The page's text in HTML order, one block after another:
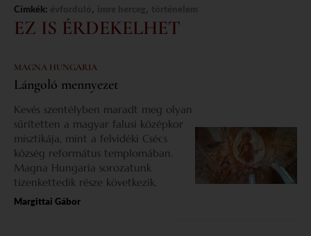
Címkék: , ,
EZ IS ÉRDEKELHET
MAGNA HUNGARIA
Lángoló mennyezet
Kevés szentélyben maradt meg olyan
sűrítetten a magyar falusi középkor
misztikája, mint a felvidéki Csécs
község református templomában.
Magna Hungaria sorozatunk
tizenkettedik része következik.
Margittai Gábor